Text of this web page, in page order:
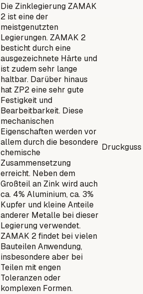
Die Zinklegierung ZAMAK
2 ist eine der
meistgenutzten
Legierungen. ZAMAK 2
besticht durch eine
ausgezeichnete Härte und
ist zudem sehr lange
haltbar. Darüber hinaus
hat ZP2 eine sehr gute
Festigkeit und
Bearbeitbarkeit. Diese
mechanischen
Eigenschaften werden vor
allem durch die besondere
chemische
Zusammensetzung
erreicht. Neben dem
Großteil an Zink wird auch
ca. 4% Aluminium, ca. 3%
Kupfer und kleine Anteile
anderer Metalle bei dieser
Legierung verwendet.
ZAMAK 2 findet bei vielen
Bauteilen Anwendung,
insbesondere aber bei
Teilen mit engen
Toleranzen oder
komplexen Formen.
Druckguss